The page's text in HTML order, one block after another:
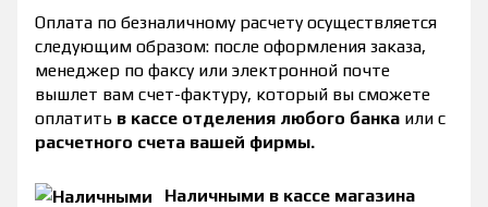
Оплата по безналичному расчету осуществляется
следующим образом: после оформления заказа,
менеджер по факсу или электронной почте
вышлет вам счет-фактуру, который вы сможете
оплатить в кассе отделения любого банка или с
расчетного счета вашей фирмы.
Наличными в кассе магазина